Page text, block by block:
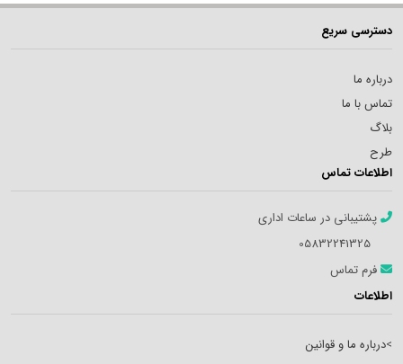
دسترسی سریع
درباره ما
تماس با ما
بلاگ
طرح
اطلاعات تماس
پشتیبانی در ساعات اداری
05832241325
فرم تماس
اطلاعات
>درباره ما و قوانین